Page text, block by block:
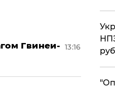
Гвинеи- 13:16